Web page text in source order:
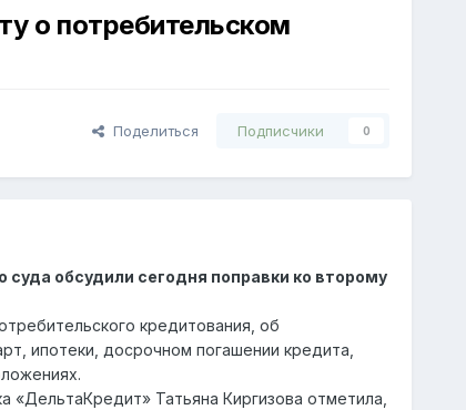
о потребительском
Поделиться Подписчики 0
обсудили сегодня поправки ко второму
кредитования, об
ипотеки, досрочном погашении кредита,
Татьяна Киргизова отметила,